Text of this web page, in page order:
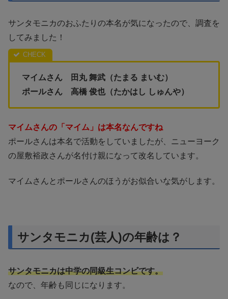
サンタモニカのおふたりの本名が気になったので、調査を
してみました！
マイムさん 田丸 舞武（たまる まいむ）
ポールさん 高橋 俊也（たかはし しゅんや）
マイムさんの「マイム」は本名なんですね
ポールさんは本名で活動をしていましたが、ニューヨーク
の屋敷裕政さんが名付け親になって改名しています。
マイムさんとポールさんのほうがお似合いな気がします。
サンタモニカ(芸人)の年齢は？
サンタモニカは中学の同級生コンビです。
なので、年齢も同じになります。